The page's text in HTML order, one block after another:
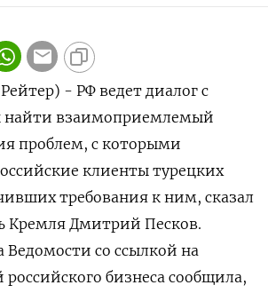
- РФ ведет диалог с
найти взаимоприемлемый
проблем, с которыми
клиенты турецких
требования к ним, сказал
Кремля Дмитрий Песков.
Ведомости со ссылкой на
российского бизнеса сообщила,